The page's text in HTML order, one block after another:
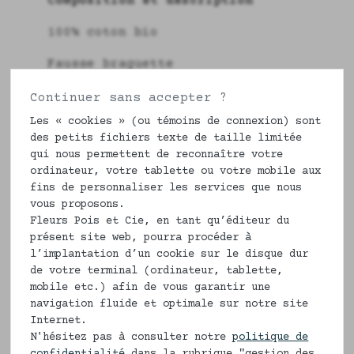
100% coton bio
Fausse braguette
Ceinture plate devant et élastiquée
au dos
Fond non doublé.
ENTRETIEN ET CONSEILS
Faites toujours tremper à l'eau
froide nos cotons durant une nuit
afin que la fibre se gonfle avec
l'eau.
Laver en suite à 40° C maximum.
Continuer sans accepter ?
Les « cookies » (ou témoins de connexion) sont
des petits fichiers texte de taille limitée
qui nous permettent de reconnaître votre
ordinateur, votre tablette ou votre mobile aux
fins de personnaliser les services que nous
vous proposons.
Fleurs Pois et Cie, en tant qu’éditeur du
présent site web, pourra procéder à
l’implantation d’un cookie sur le disque dur
de votre terminal (ordinateur, tablette,
mobile etc.) afin de vous garantir une
navigation fluide et optimale sur notre site
Internet.
N'hésitez pas à consulter notrepolitique de